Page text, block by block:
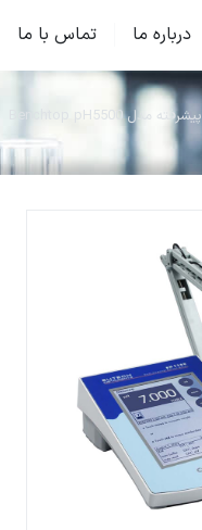
درباره ما تماس با ما